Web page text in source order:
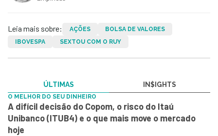
Leia mais sobre: AÇÕES
BOLSA DE VALORES
IBOVESPA
SEXTOU COM O RUY
ÚLTIMAS IN$IGHTS
O MELHOR DO SEU DINHEIRO
A difícil decisão do Copom, o risco do Itaú
Unibanco (ITUB4) e o que mais move o mercado
hoje